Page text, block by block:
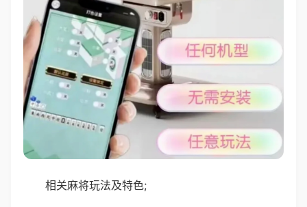
相关麻将玩法及特色;